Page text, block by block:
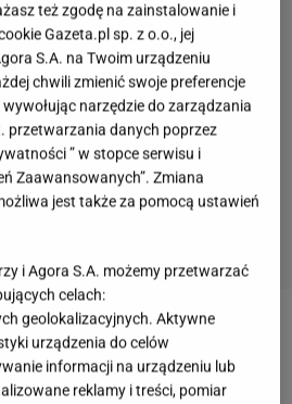
King - Impossible
też zgodę na zainstalowanie i
Gazeta.pl sp. z o.o., jej
S.A. na Twoim urządzeniu
chwili zmienić swoje preferencje
narzędzie do zarządzania
przetwarzania danych poprzez
” w stopce serwisu i
Zaawansowanych”. Zmiana
jest także za pomocą ustawień
i Agora S.A. możemy przetwarzać
celach:
geolokalizacyjnych. Aktywne
urządzenia do celów
informacji na urządzeniu lub
reklamy i treści, pomiar